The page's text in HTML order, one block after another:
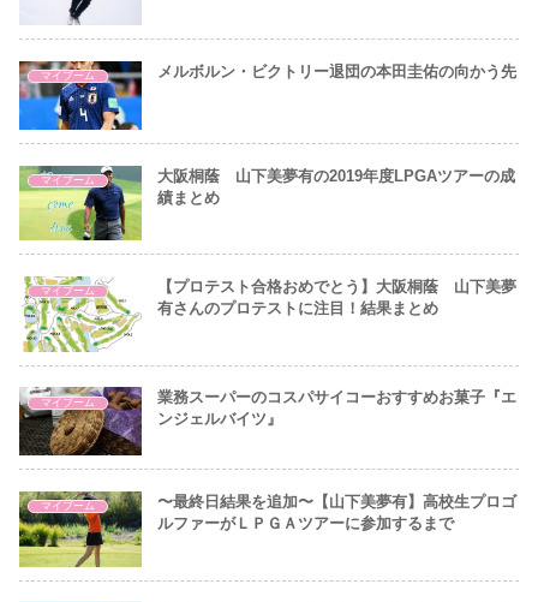
マイブーム メルボルン・ビクトリー退団の本田圭佑の向かう先
マイブーム
大阪桐蔭 山下美夢有の2019年度LPGAツアーの成
績まとめ
マイブーム
【プロテスト合格おめでとう】大阪桐蔭 山下美夢
有さんのプロテストに注目！結果まとめ
マイブーム
業務スーパーのコスパサイコーおすすめお菓子『エ
ンジェルバイツ』
マイブーム
〜最終日結果を追加〜【山下美夢有】高校生プロゴ
ルファーがＬＰＧＡツアーに参加するまで